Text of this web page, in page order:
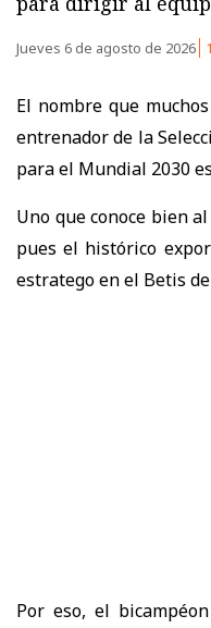
Jueves 6 de agosto de 2026
El nombre que
entrenador de la
para el Mundial 2030
Uno que conoce bien
pues el histórico
estratego en el Betis de
Por eso, el